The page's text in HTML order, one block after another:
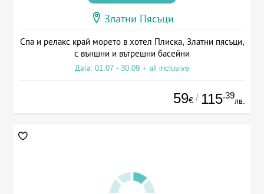
Златни Пясъци
Спа и релакс край морето в хотел Плиска, Златни пясъци,
с външни и вътрешни басейни
Дата: 01.07 - 30.09 + all inclusive
59€ / 115.39
лв.